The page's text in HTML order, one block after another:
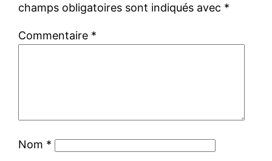
champs obligatoires sont indiqués avec *
Commentaire *
Nom *